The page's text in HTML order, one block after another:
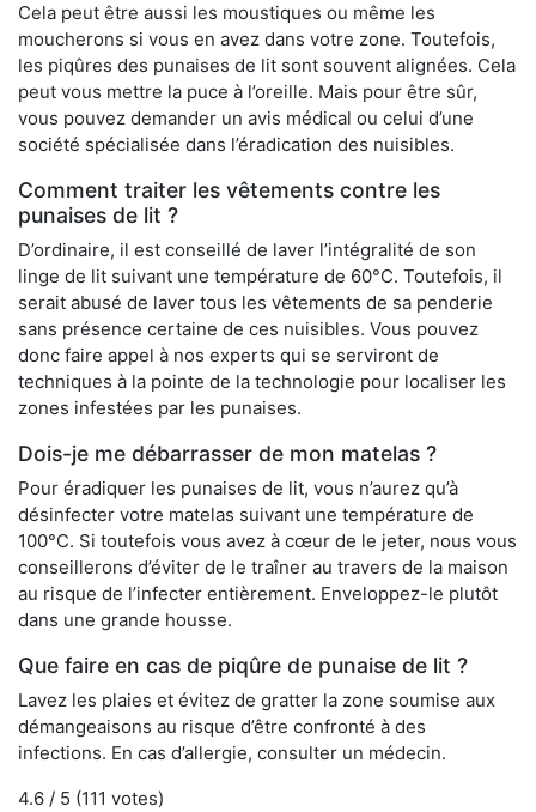
Cela peut être aussi les moustiques ou même les
moucherons si vous en avez dans votre zone. Toutefois,
les piqûres des punaises de lit sont souvent alignées. Cela
peut vous mettre la puce à l’oreille. Mais pour être sûr,
vous pouvez demander un avis médical ou celui d’une
société spécialisée dans l’éradication des nuisibles.
Comment traiter les vêtements contre les
punaises de lit ?
D’ordinaire, il est conseillé de laver l’intégralité de son
linge de lit suivant une température de 60°C. Toutefois, il
serait abusé de laver tous les vêtements de sa penderie
sans présence certaine de ces nuisibles. Vous pouvez
donc faire appel à nos experts qui se serviront de
techniques à la pointe de la technologie pour localiser les
zones infestées par les punaises.
Dois-je me débarrasser de mon matelas ?
Pour éradiquer les punaises de lit, vous n’aurez qu’à
désinfecter votre matelas suivant une température de
100°C. Si toutefois vous avez à cœur de le jeter, nous vous
conseillerons d’éviter de le traîner au travers de la maison
au risque de l’infecter entièrement. Enveloppez-le plutôt
dans une grande housse.
Que faire en cas de piqûre de punaise de lit ?
Lavez les plaies et évitez de gratter la zone soumise aux
démangeaisons au risque d’être confronté à des
infections. En cas d’allergie, consulter un médecin.
4.6 / 5 (111 votes)